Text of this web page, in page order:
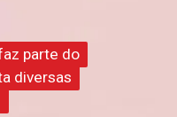
parte do
diversas
parte do
diversas